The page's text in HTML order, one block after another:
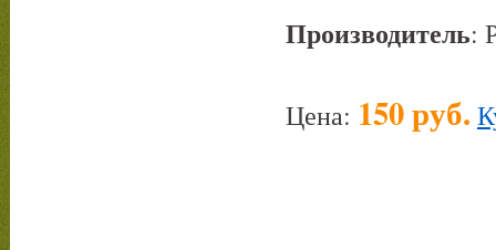
Производитель:
Цена: 150 руб.